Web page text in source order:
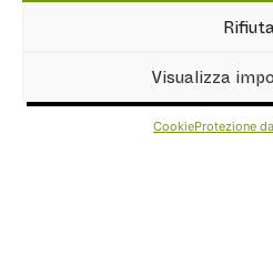
Visualizza
CookieProtezione
VERTIKALE
Centro